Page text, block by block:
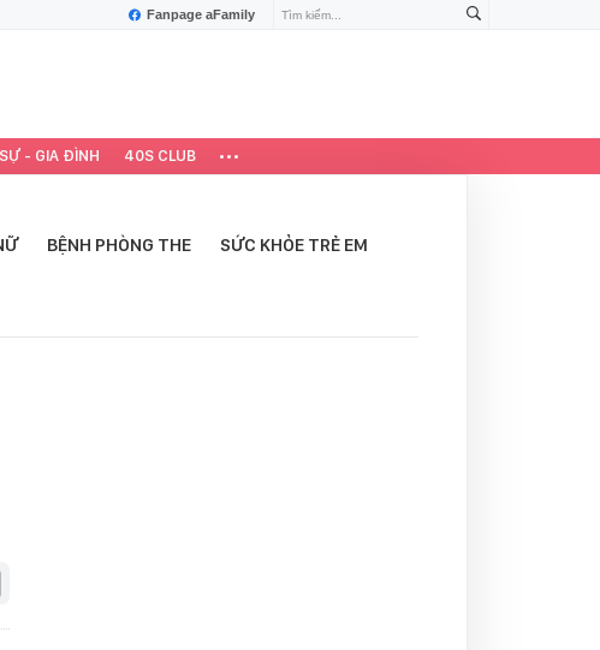
Fanpage aFamily
- GIA ĐÌNH 40S CLUB
BỆNH PHÒNG THE SỨC KHỎE TRẺ EM